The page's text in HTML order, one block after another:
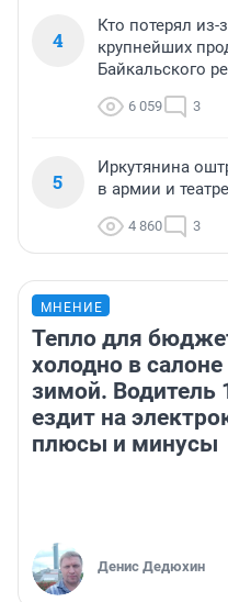
4
Кто потерял
крупнейших
Байкальского
6 059 3
5
Иркутянина
в армии и театре
4 860 3
МНЕНИЕ
Тепло для
холодно в салоне
зимой. Водитель
ездит на
плюсы и минусы
Денис Дедюхин